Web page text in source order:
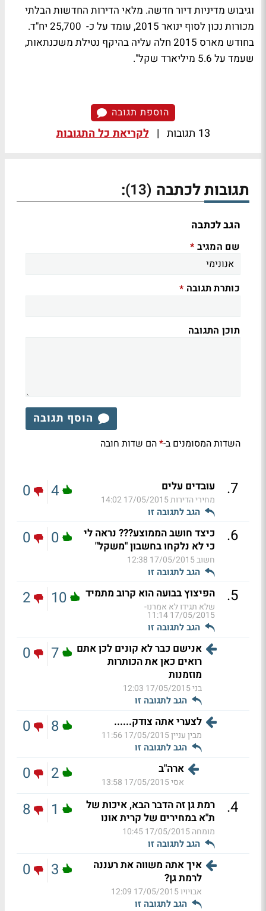
וגיבוש מדיניות דיור חדשה. מלאי הדירות החדשות הבלתי
מכורות נכון לסוף ינואר 2015, עומד על כ- 25,700 יח"ד.
בחודש מארס 2015 חלה עליה בהיקף נטילת משכנתאות,
שעמד על 5.6 מיליארד שקל".
הוספת תגובה
13 תגובות | לקריאת כל התגובות
תגובות לכתבה (13)
:
הגב לכתבה
שם המגיב *
כותרת תגובה *
תוכן התגובה
הוסף תגובה
השדות המסומנים ב-*הם שדות חובה
7
. עובדים עלים
מחירי הדירות17/05/2015 14:02
הגב לתגובה זו
4
0
6
.
כיצד חושב הממוצע??? נראה לי
כי לא נלקחו בחשבון "משקל"
חשוב17/05/2015 12:38
הגב לתגובה זו
0
0
5
. הפיצוץ בבועה הוא קרוב מתמיד
שלא תגידו לא אמרנו-
17/05/2015 11:14
הגב לתגובה זו
10
2
אנישם כבר לא קונים לכן אתם
רואים כאן את הכותרות
מוזמנות
בני17/05/2015 12:03
הגב לתגובה זו
7
0
לצערי אתה צודק......
מבין עניין17/05/2015 11:56
הגב לתגובה זו
8
0
ארה"ב
אסי17/05/2015 13:58
2
0
4
.
רמת גן זה הדבר הבא, איכות של
ת"א במחירים של קרית אונו
מומחה17/05/2015 10:45
הגב לתגובה זו
1
8
איך אתה משווה את רעננה
לרמת גן?
אבויויו17/05/2015 12:09
הגב לתגובה זו
3
0